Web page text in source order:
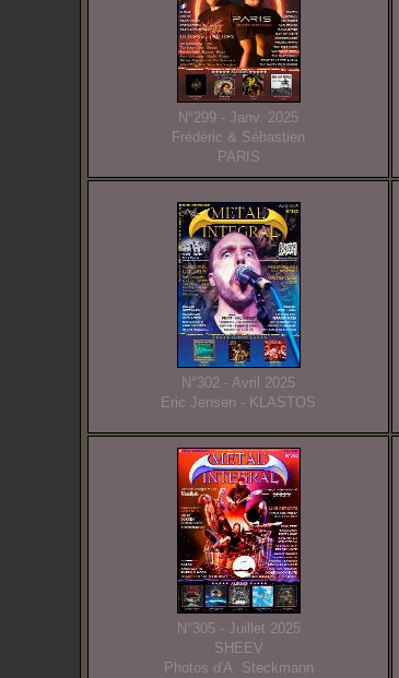
N°299 - Janv. 2025
Frédéric & Sébastien
PARIS
N°302 - Avril 2025
Eric Jensen - KLASTOS
N°305 - Juillet 2025
SHEEV
Photos d'A. Steckmann